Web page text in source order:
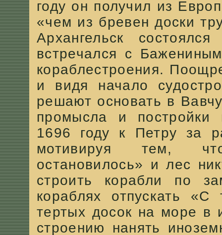
году он получил из
«чем из бревен доски
Архангельск
встречался с
кораблестроения.
и видя начало
решают основать в
промысла и
1696 году к Петру за
мотивируя тем,
остановилось» и лес
строить корабли по
кораблях отпускать
тертых досок на море в
строению нанять